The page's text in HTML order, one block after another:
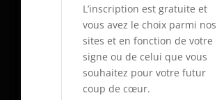
L’inscription est gratuite et
vous avez le choix parmi nos
sites et en fonction de votre
signe ou de celui que vous
souhaitez pour votre futur
coup de cœur.